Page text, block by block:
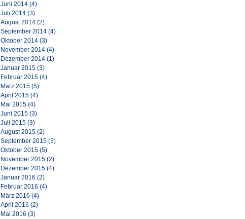
Juni 2014 (4)
Juli 2014 (3)
August 2014 (2)
September 2014 (4)
Oktober 2014 (3)
November 2014 (4)
Dezember 2014 (1)
Januar 2015 (3)
Februar 2015 (4)
März 2015 (5)
April 2015 (4)
Mai 2015 (4)
Juni 2015 (3)
Juli 2015 (3)
August 2015 (2)
September 2015 (3)
Oktober 2015 (5)
November 2015 (2)
Dezember 2015 (4)
Januar 2016 (2)
Februar 2016 (4)
März 2016 (4)
April 2016 (2)
Mai 2016 (3)